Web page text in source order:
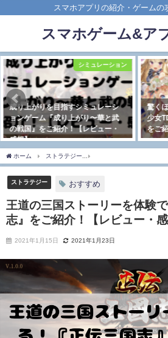
スマホアプリの紹介・ゲームの
スマホゲーム&ア
シミュレーション
驚くほど骨太な超本格2Dドット美
少女TD！『千年戦争アイギスA』
をご紹介！【レビュー・感想】
ぼっ
『勇
い…」
感想
ホーム ストラテジー
ストラテジー おすすめ
王道の三国ストーリーを体験
志』をご紹介！【レビュー・感
2021年1月15日 2021年1月23日